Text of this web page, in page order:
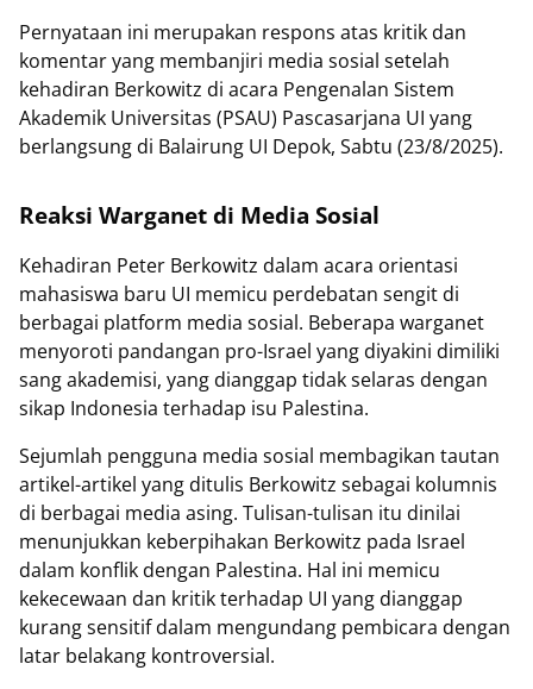
Pernyataan ini merupakan respons atas kritik dan
komentar yang membanjiri media sosial setelah
kehadiran Berkowitz di acara Pengenalan Sistem
Akademik Universitas (PSAU) Pascasarjana UI yang
berlangsung di Balairung UI Depok, Sabtu (23/8/2025).
Reaksi Warganet di Media Sosial
Kehadiran Peter Berkowitz dalam acara orientasi
mahasiswa baru UI memicu perdebatan sengit di
berbagai platform media sosial. Beberapa warganet
menyoroti pandangan pro-Israel yang diyakini dimiliki
sang akademisi, yang dianggap tidak selaras dengan
sikap Indonesia terhadap isu Palestina.
Sejumlah pengguna media sosial membagikan tautan
artikel-artikel yang ditulis Berkowitz sebagai kolumnis
di berbagai media asing. Tulisan-tulisan itu dinilai
menunjukkan keberpihakan Berkowitz pada Israel
dalam konflik dengan Palestina. Hal ini memicu
kekecewaan dan kritik terhadap UI yang dianggap
kurang sensitif dalam mengundang pembicara dengan
latar belakang kontroversial.